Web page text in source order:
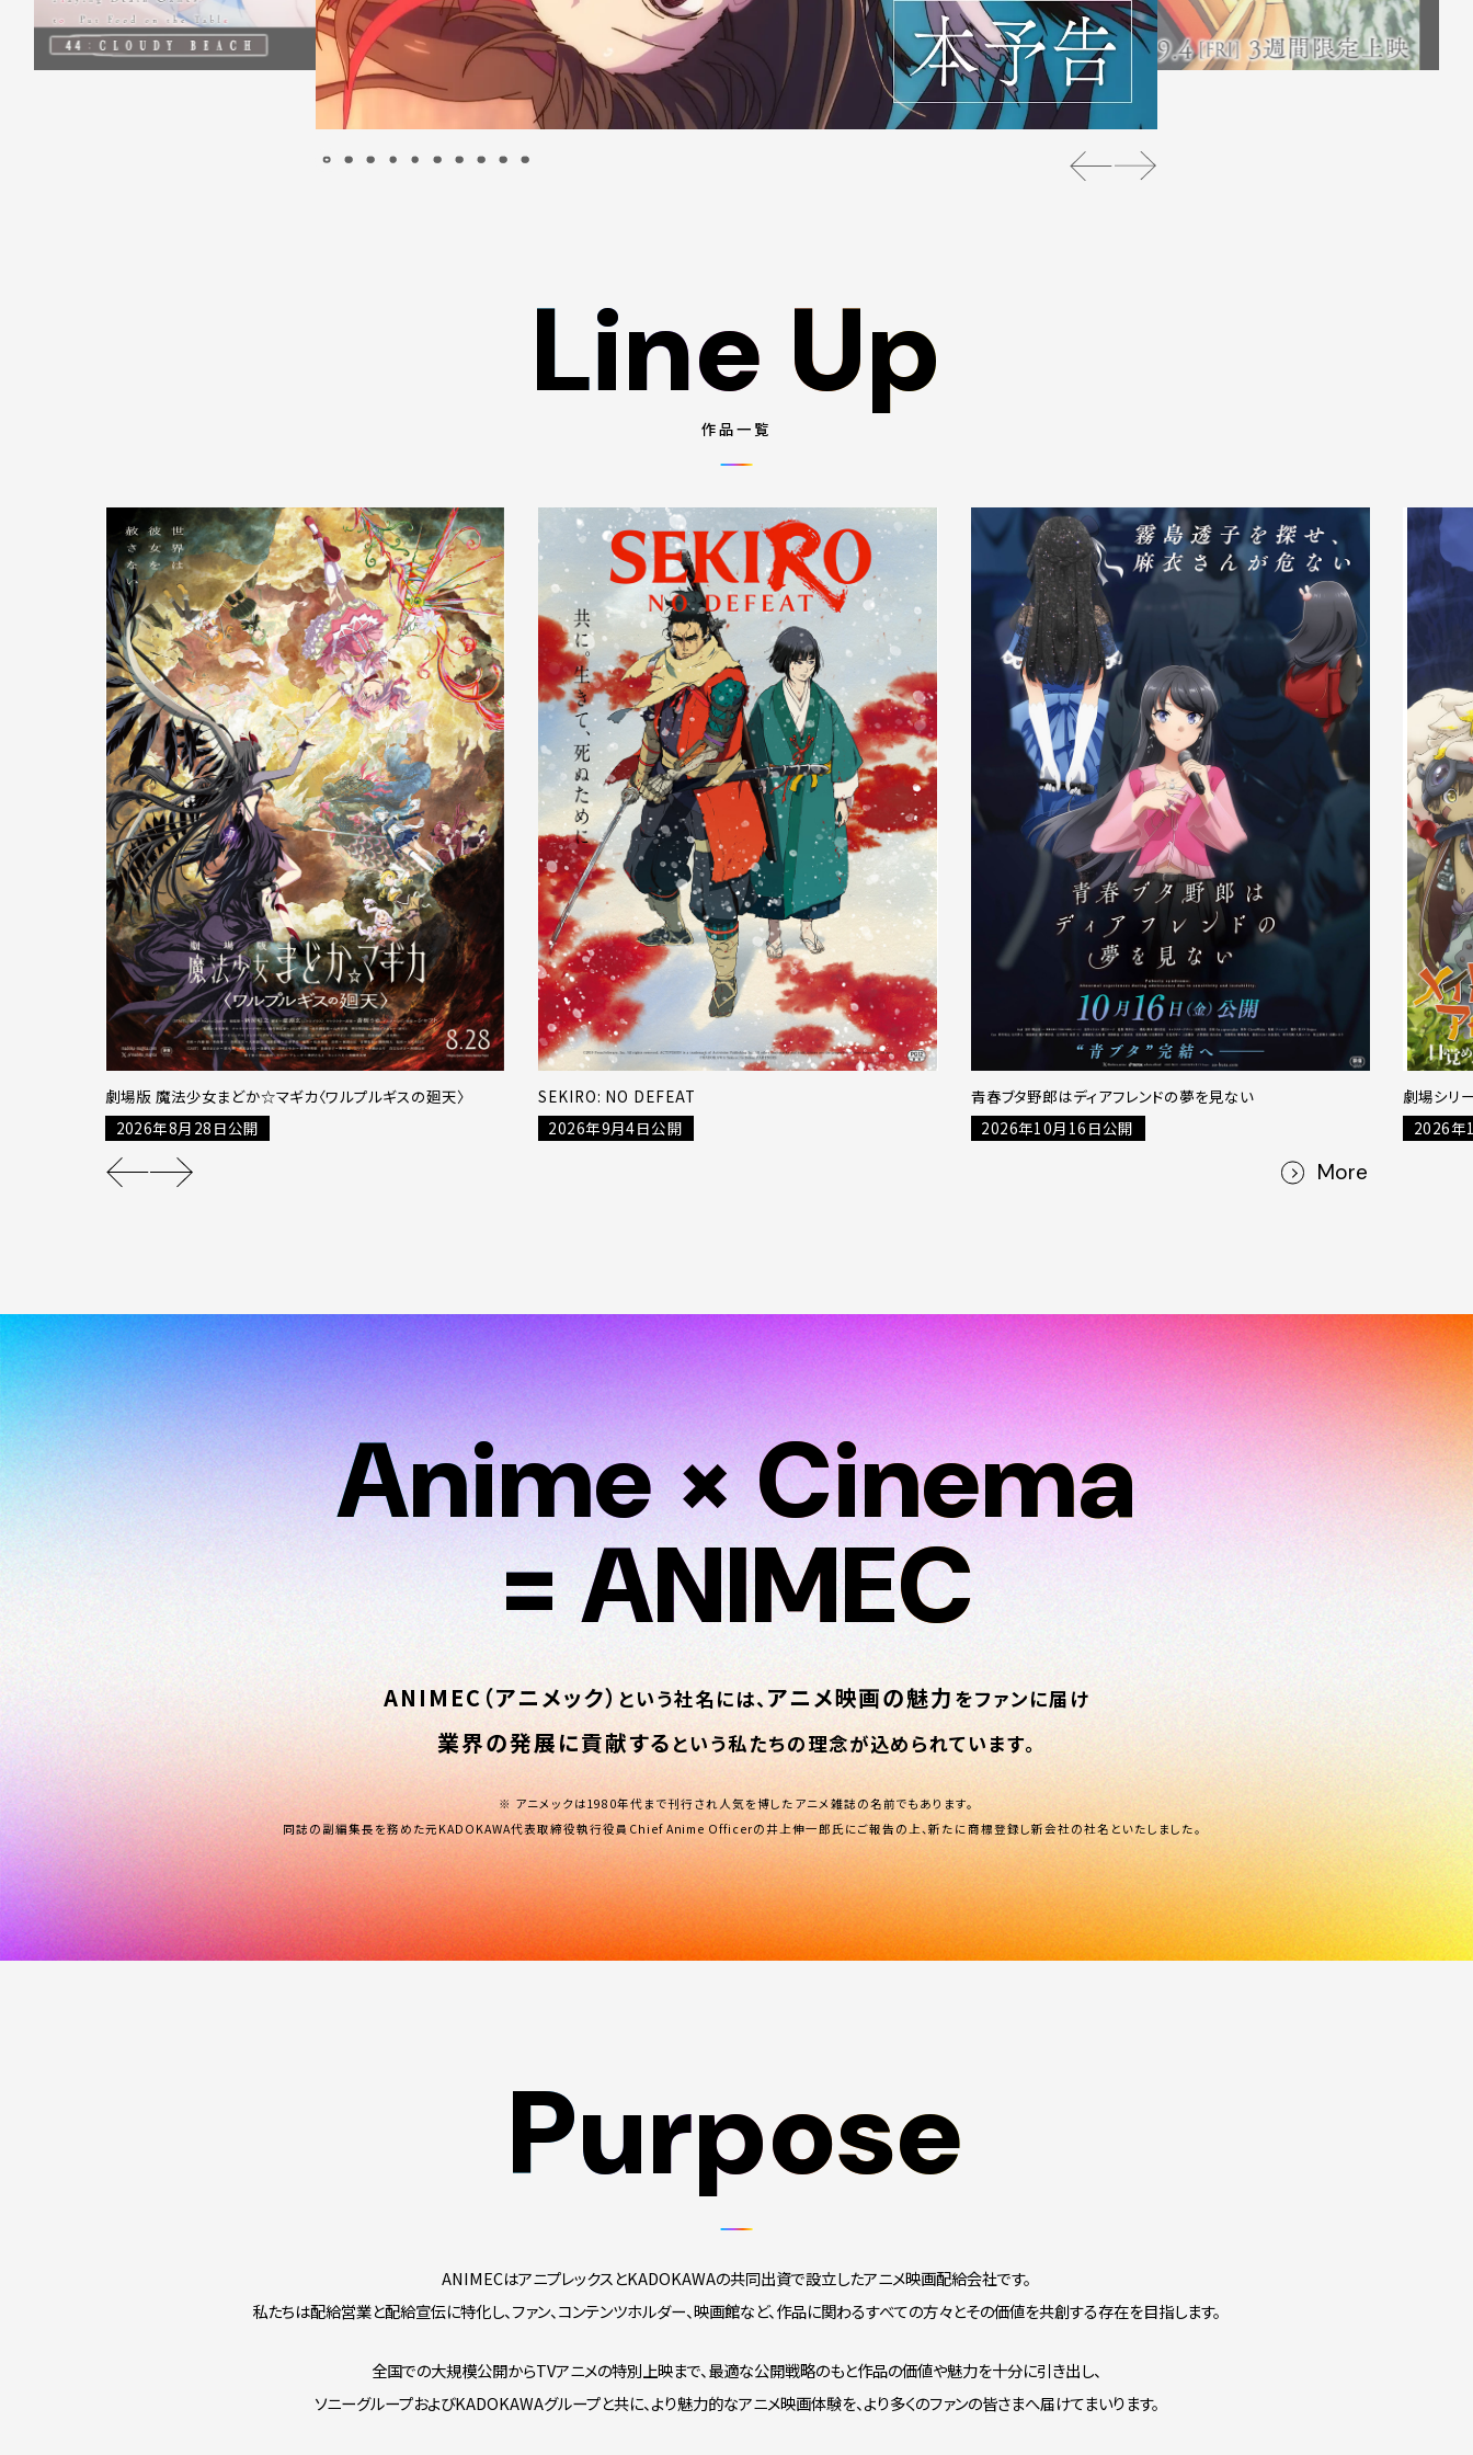
Line Up
Line Up
作品一覧
劇場版 魔法少女まどか☆マギカ〈ワルプルギスの廻天〉
2026年8月28日公開
SEKIRO: NO DEFEAT
2026年9月4日公開
青春ブタ野郎はディアフレンドの夢を見ない
2026年10月16日公開
劇場シリ
2026年
More
Anime × Cinema
= ANIMEC
Anime × Cinema
= ANIMEC
ANIMEC（アニメック） という社名には、アニメ映画の魅力をファンに届け
業界の発展に貢献するという私たちの理念が込められています。
アニメックは1980年代まで刊行され人気を博した アニメ雑誌の名前でもあります。
同誌の副編集長を務めた元KADOKAWA代表取締役執行役員 Chief Anime Officerの井上伸一郎氏にご報告の上、新たに商標登録し新会社の社名といたしました。
Purpose
Purpose
ANIMECはアニプレックスとKADOKAWAの共同出資で設立したアニメ映画配給会社です。
私たちは配給営業と配給宣伝に特化し、ファン、コンテンツホルダー、映画館など、作品に関わるすべての方々とその価値を共創する存在を目指します。
全国での大規模公開からTVアニメの特別上映まで、最適な公開戦略のもと作品の価値や魅力を十分に引き出し、
ソニーグループおよびKADOKAWAグループと共に、より魅力的なアニメ映画体験を、より多くのファンの皆さまへ届けてまいります。